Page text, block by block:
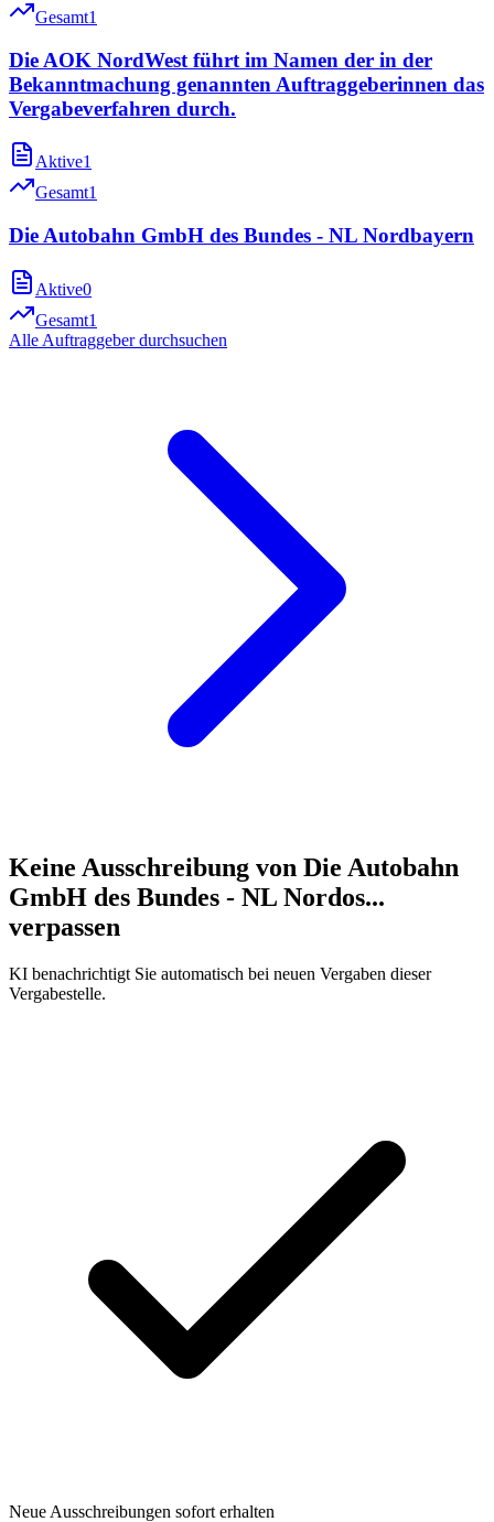
Gesamt1
Die AOK NordWest führt im Namen der in der
Bekanntmachung genannten Auftraggeberinnen das
Vergabeverfahren durch.
Aktive1
Gesamt1
Die Autobahn GmbH des Bundes - NL Nordbayern
Aktive0
Gesamt1
Alle Auftraggeber durchsuchen
Keine Ausschreibung von Die Autobahn
GmbH des Bundes - NL Nordos...
verpassen
KI benachrichtigt Sie automatisch bei neuen Vergaben dieser
Vergabestelle.
Neue Ausschreibungen sofort erhalten